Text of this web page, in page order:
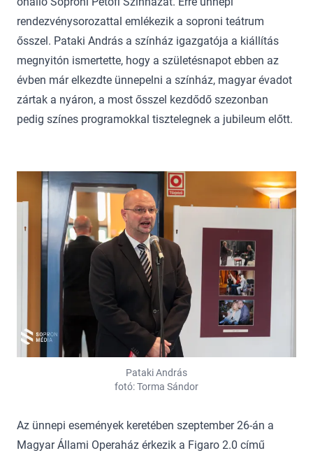
rendezvénysorozattal emlékezik a soproni teátrum
ősszel. Pataki András a színház igazgatója a kiállítás
megnyitón ismertette, hogy a születésnapot ebben az
évben már elkezdte ünnepelni a színház, magyar évadot
zártak a nyáron, a most ősszel kezdődő szezonban
pedig színes programokkal tisztelegnek a jubileum előtt.
Pataki András
fotó: Torma Sándor
Az ünnepi események keretében szeptember 26-án a
Magyar Állami Operaház érkezik a Figaro 2.0 című